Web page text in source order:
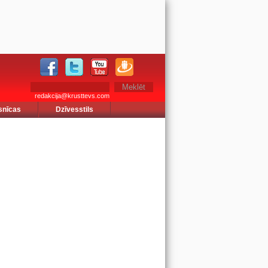
redakcija@krusttevs.com
Dzīvesstils